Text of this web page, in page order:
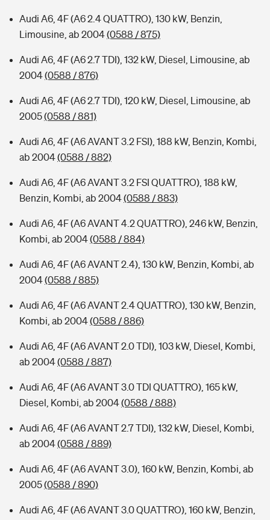
Audi A6, 4F (A6 2.4 QUATTRO), 130 kW, Benzin,
Limousine, ab 2004(0588 / 875)
Audi A6, 4F (A6 2.7 TDI), 132 kW, Diesel, Limousine, ab
2004(0588 / 876)
Audi A6, 4F (A6 2.7 TDI), 120 kW, Diesel, Limousine, ab
2005(0588 / 881)
Audi A6, 4F (A6 AVANT 3.2 FSI), 188 kW, Benzin, Kombi,
ab 2004(0588 / 882)
Audi A6, 4F (A6 AVANT 3.2 FSI QUATTRO), 188 kW,
Benzin, Kombi, ab 2004(0588 / 883)
Audi A6, 4F (A6 AVANT 4.2 QUATTRO), 246 kW, Benzin,
Kombi, ab 2004(0588 / 884)
Audi A6, 4F (A6 AVANT 2.4), 130 kW, Benzin, Kombi, ab
2004(0588 / 885)
Audi A6, 4F (A6 AVANT 2.4 QUATTRO), 130 kW, Benzin,
Kombi, ab 2004(0588 / 886)
Audi A6, 4F (A6 AVANT 2.0 TDI), 103 kW, Diesel, Kombi,
ab 2004(0588 / 887)
Audi A6, 4F (A6 AVANT 3.0 TDI QUATTRO), 165 kW,
Diesel, Kombi, ab 2004(0588 / 888)
Audi A6, 4F (A6 AVANT 2.7 TDI), 132 kW, Diesel, Kombi,
ab 2004(0588 / 889)
Audi A6, 4F (A6 AVANT 3.0), 160 kW, Benzin, Kombi, ab
2005(0588 / 890)
Audi A6, 4F (A6 AVANT 3.0 QUATTRO), 160 kW, Benzin,